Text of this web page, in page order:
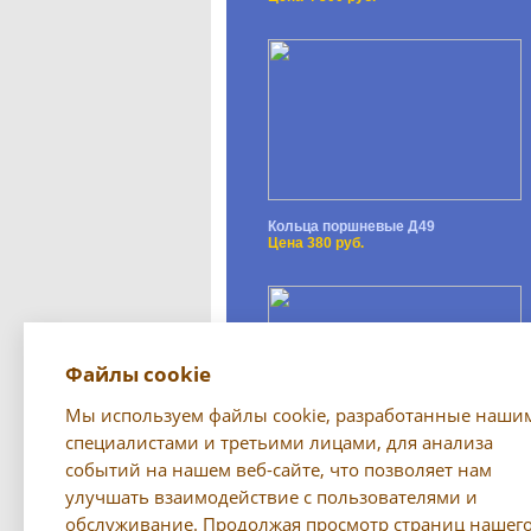
Кольца поршневые Д49
Цена 380 руб.
Светильник (переноска) РП-79
Все предложения →
Файлы cookie
Мы используем файлы cookie, разработанные
специалистами и третьими лицами, для анализа
событий на нашем веб-сайте, что позволяет нам
улучшать взаимодействие с пользователями и
обслуживание. Продолжая просмотр страниц